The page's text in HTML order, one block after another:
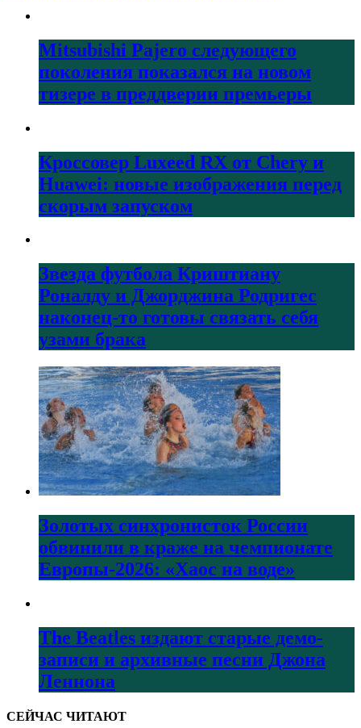
Mitsubishi Pajero следующего
поколения показался на новом
тизере в преддверии премьеры
Кроссовер Luxeed RX от Chery и
Huawei: новые изображения перед
скорым запуском
Звезда футбола Криштиану
Роналду и Джорджина Родригес
наконец-то готовы связать себя
узами брака
Золотых синхронисток России
обвинили в краже на чемпионате
Европы-2026: «Хаос на воде»
The Beatles издают старые демо-
записи и архивные песни Джона
Леннона
СЕЙЧАС ЧИТАЮТ